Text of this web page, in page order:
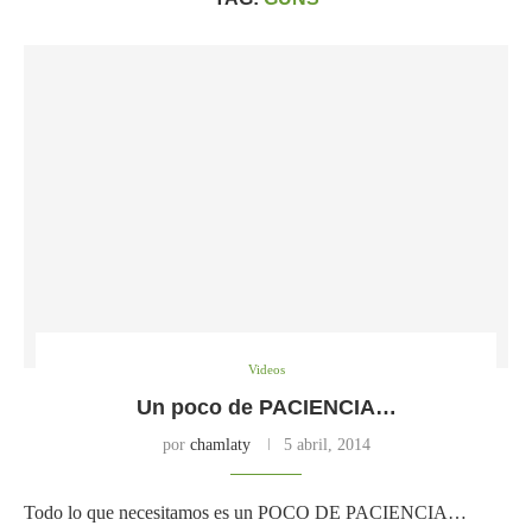
Videos
Un poco de PACIENCIA…
por chamlaty 5 abril, 2014
Todo lo que necesitamos es un POCO DE PACIENCIA…